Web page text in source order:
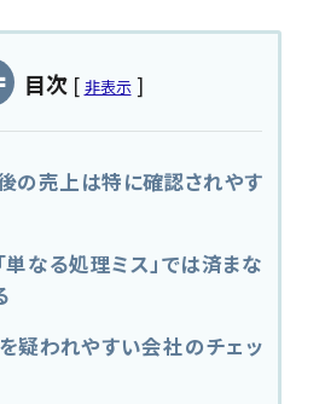
ついて
と発展のために
紹介
コラム
目次 [ 非表示 ]
の売上は特に確認されやす
単なる処理ミス」では済まな
疑われやすい会社のチェッ